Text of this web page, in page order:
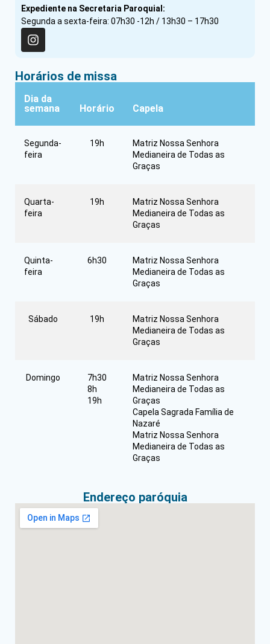
Expediente na Secretaria Paroquial:
Segunda a sexta-feira: 07h30 -12h / 13h30 – 17h30
Horários de missa
Dia da
semana
Horário Capela
Segunda-
feira
19h
Matriz Nossa Senhora
Medianeira de Todas as
Graças
Quarta-
feira
19h
Matriz Nossa Senhora
Medianeira de Todas as
Graças
Quinta-
feira
6h30
Matriz Nossa Senhora
Medianeira de Todas as
Graças
Sábado 19h
Matriz Nossa Senhora
Medianeira de Todas as
Graças
Domingo
7h30
8h
19h
Matriz Nossa Senhora
Medianeira de Todas as
Graças
Capela Sagrada Família de
Nazaré
Matriz Nossa Senhora
Medianeira de Todas as
Graças
Endereço paróquia